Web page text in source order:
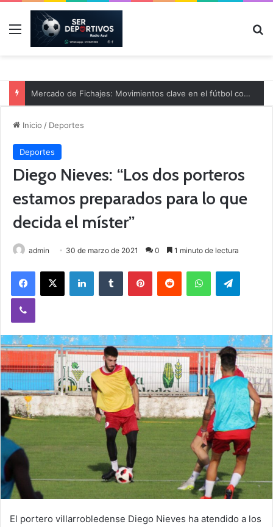
Menú
Mercado de Fichajes: Movimientos clave en el fútbol comarcal
Inicio / Deportes
Deportes
Diego Nieves: “Los dos porteros
estamos preparados para lo que
decida el míster”
admin 30 de marzo de 2021 0 1 minuto de lectura
El portero villarrobledense Diego Nieves ha atendido a los